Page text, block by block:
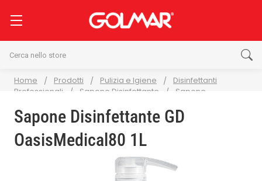
Home Prodotti Pulizia e Igiene
Disinfettanti
Professionali
Sapone Disinfettante
Sapone
Sapone Disinfettante GD
OasisMedical80 1L